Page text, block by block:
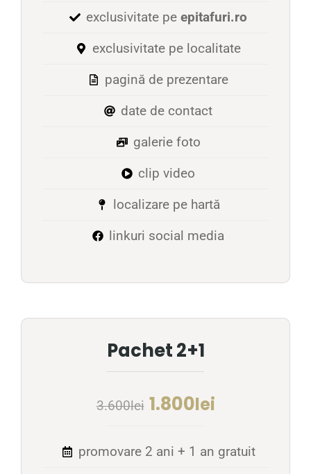
exclusivitate pe epitafuri.ro
exclusivitate pe localitate
pagină de prezentare
date de contact
galerie foto
clip video
localizare pe hartă
linkuri social media
Pachet 2+1
3.600lei 1.800lei
promovare 2 ani + 1 an gratuit